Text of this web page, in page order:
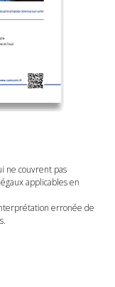
ne couvrent pas
applicables en
erronée de